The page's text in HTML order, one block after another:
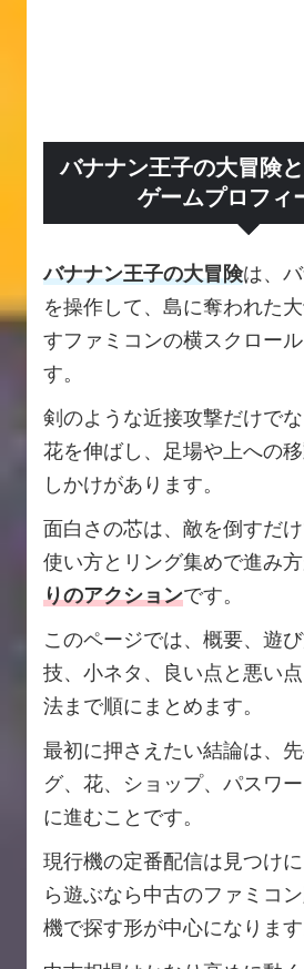
バナナン王子の大冒険
ゲームプロフィ
バナナン王子の大冒険は、
を操作して、島に奪われた
すファミコンの横スクロー
す。
剣のような近接攻撃だけで
花を伸ばし、足場や上への
しかけがあります。
面白さの芯は、敵を倒すだ
使い方とリング集めで進み
りのアクションです。
このページでは、概要、遊
技、小ネタ、良い点と悪い
法まで順にまとめます。
最初に押さえたい結論は、
グ、花、ショップ、パスワ
に進むことです。
現行機の定番配信は見つけ
ら遊ぶなら中古のファミコ
機で探す形が中心になります